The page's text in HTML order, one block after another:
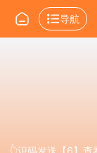
导航
👆识码发送【6】